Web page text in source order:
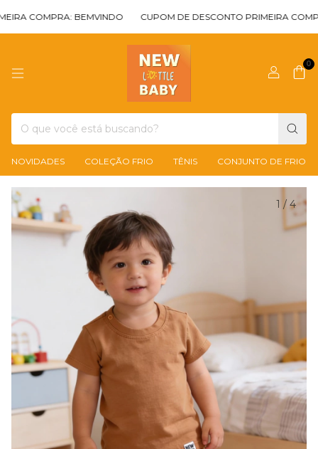
COMPRA: BEMVINDO CUPOM DE DESCONTO PRIMEIRA
0
NOVIDADES COLEÇÃO FRIO TÊNIS CONJUNTO DE FRIO
1 / 4